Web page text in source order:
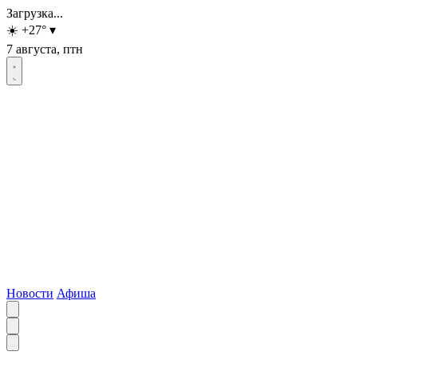
Загрузка...
☀️ +27° ▾
7 августа, птн
Новости Афиша